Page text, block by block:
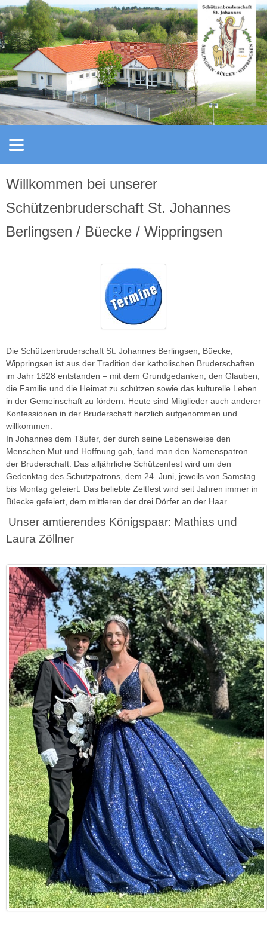
Willkommen bei unserer
Schützenbruderschaft St. Johannes
Berlingsen / Büecke / Wippringsen
Die Schützenbruderschaft St. Johannes Berlingsen, Büecke,
Wippringsen ist aus der Tradition der katholischen Bruderschaften
im Jahr 1828 entstanden – mit dem Grundgedanken, den Glauben,
die Familie und die Heimat zu schützen sowie das kulturelle Leben
in der Gemeinschaft zu fördern. Heute sind Mitglieder auch anderer
Konfessionen in der Bruderschaft herzlich aufgenommen und
willkommen.
In Johannes dem Täufer, der durch seine Lebensweise den
Menschen Mut und Hoffnung gab, fand man den Namenspatron
der Bruderschaft. Das alljährliche Schützenfest wird um den
Gedenktag des Schutzpatrons, dem 24. Juni, jeweils von Samstag
bis Montag gefeiert. Das beliebte Zeltfest wird seit Jahren immer in
Büecke gefeiert, dem mittleren der drei Dörfer an der Haar.
Unser amtierendes Königspaar: Mathias und
Laura Zöllner